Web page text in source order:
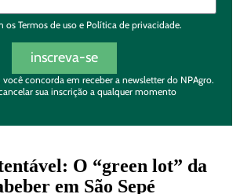
osTermos de uso e Política de privacidade.
inscreva-se
concorda em receber a newsletter do NPAgro.
sua inscrição a qualquer momento
O “green lot” da
em São Sepé